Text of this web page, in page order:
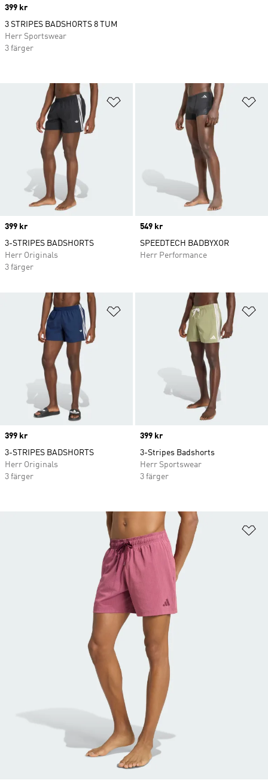
Lägg till på önskelistan
Price
399 kr
3-STRIPES BADSHORTS
Herr Originals
3 färger
Price
549 kr
SPEEDTECH BADBYXOR
Herr Performance
Lägg till på önskelistan
Price
399 kr
3-STRIPES BADSHORTS
Herr Originals
3 färger
Price
399 kr
3-Stripes Badshorts
Herr Sportswear
3 färger
Price
399 kr
3 STRIPES BADSHORTS 8 TUM
Herr Sportswear
3 färger